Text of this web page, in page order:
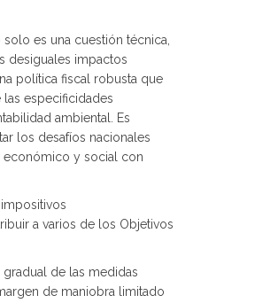
es una cuestión técnica,
desiguales impactos
política fiscal robusta que
especificidades
ambiental. Es
los desafíos nacionales
económico y social con
a varios de los Objetivos
de las medidas
de maniobra limitado